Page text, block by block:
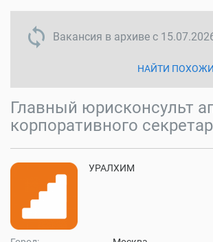
sync
Вакансия в архиве с
НАЙТИ
Главный юрисконсульт
корпоративного
УРАЛХИМ